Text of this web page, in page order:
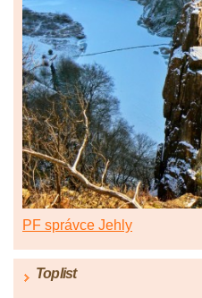
PF správce Jehly
Toplist